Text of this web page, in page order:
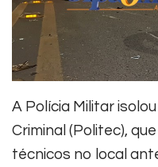
A Polícia Militar
Criminal (Politec),
técnicos no local